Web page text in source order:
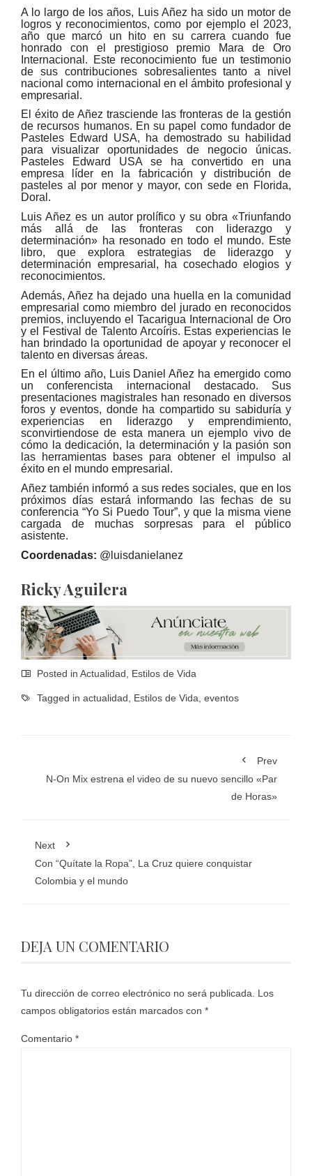
A lo largo de los años, Luis Añez ha sido un motor de
logros y reconocimientos, como por ejemplo el 2023,
año que marcó un hito en su carrera cuando fue
honrado con el prestigioso premio Mara de Oro
Internacional. Este reconocimiento fue un testimonio
de sus contribuciones sobresalientes tanto a nivel
nacional como internacional en el ámbito profesional y
empresarial.
El éxito de Añez trasciende las fronteras de la gestión
de recursos humanos. En su papel como fundador de
Pasteles Edward USA, ha demostrado su habilidad
para visualizar oportunidades de negocio únicas.
Pasteles Edward USA se ha convertido en una
empresa líder en la fabricación y distribución de
pasteles al por menor y mayor, con sede en Florida,
Doral.
Luis Añez es un autor prolífico y su obra «Triunfando
más allá de las fronteras con liderazgo y
determinación» ha resonado en todo el mundo. Este
libro, que explora estrategias de liderazgo y
determinación empresarial, ha cosechado elogios y
reconocimientos.
Además, Añez ha dejado una huella en la comunidad
empresarial como miembro del jurado en reconocidos
premios, incluyendo el Tacarigua Internacional de Oro
y el Festival de Talento Arcoíris. Estas experiencias le
han brindado la oportunidad de apoyar y reconocer el
talento en diversas áreas.
En el último año, Luis Daniel Añez ha emergido como
un conferencista internacional destacado. Sus
presentaciones magistrales han resonado en diversos
foros y eventos, donde ha compartido su sabiduría y
experiencias en liderazgo y emprendimiento,
sconvirtiendose de esta manera un ejemplo vivo de
cómo la dedicación, la determinación y la pasión son
las herramientas bases para obtener el impulso al
éxito en el mundo empresarial.
Añez también informó a sus redes sociales, que en los
próximos días estará informando las fechas de su
conferencia “Yo Si Puedo Tour”, y que la misma viene
cargada de muchas sorpresas para el público
asistente.
Coordenadas: @luisdanielanez
Ricky Aguilera
Posted in Actualidad, Estilos de Vida
Tagged in actualidad, Estilos de Vida, eventos
Prev
N-On Mix estrena el video de su nuevo sencillo «Par
de Horas»
Next
Con “Quítate la Ropa”, La Cruz quiere conquistar
Colombia y el mundo
DEJA UN COMENTARIO
Tu dirección de correo electrónico no será publicada. Los
campos obligatorios están marcados con *
Comentario *